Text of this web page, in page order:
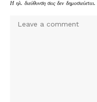
Η ηλ. διεύθυνση σας δεν δημοσιεύεται.